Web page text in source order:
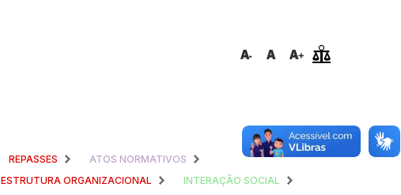
REPASSES
ATOS NORMATIVOS
ESTRUTURA ORGANIZACIONAL
INTERAÇÃO SOCIAL